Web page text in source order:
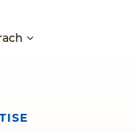
nachhaltig zu
Freude sowie die